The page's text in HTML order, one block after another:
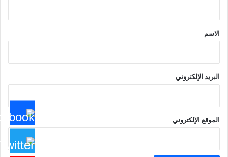
*
الاسم
البريد الإلكتروني
الموقع الإلكتروني